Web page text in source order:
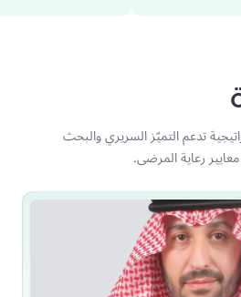
تدعم التميّز السريري والبحث
معايير رعاية المرضى.